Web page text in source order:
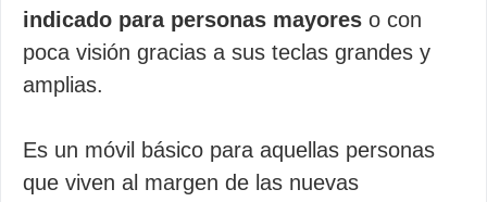
indicado para personas mayores o con
poca visión gracias a sus teclas grandes y
amplias.
Es un móvil básico para aquellas personas
que viven al margen de las nuevas